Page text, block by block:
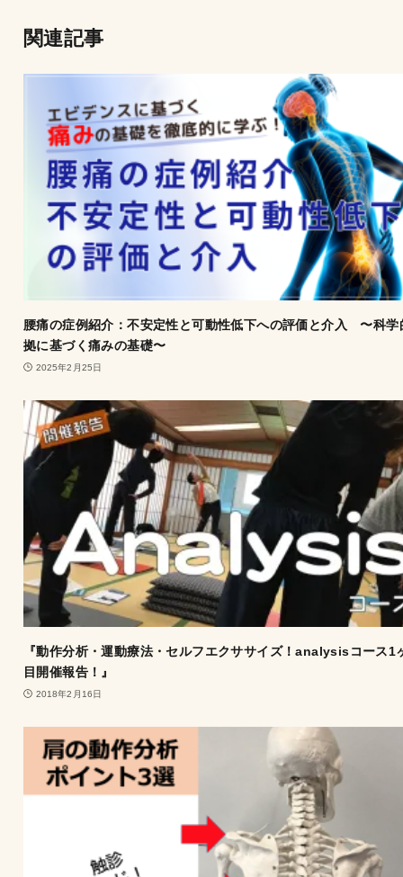
関連記事
腰痛の症例紹介：不安定性と可動性低下への評価と介入 〜科学
拠に基づく痛みの基礎〜
2025年2月25日
『動作分析・運動療法・セルフエクササイズ！analysisコース1
目開催報告！』
2018年2月16日